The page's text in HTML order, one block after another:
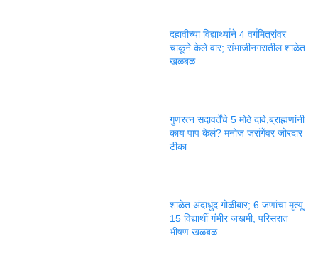
दहावीच्या विद्यार्थ्याने 4 वर्गमित्रांवर
चाकूने केले वार; संभाजीनगरातील शाळेत
खळबळ
गुणरत्न सदावर्तेंचे 5 मोठे दावे,ब्राह्मणांनी
काय पाप केलं? मनोज जरांगेंवर जोरदार
टीका
शाळेत अंदाधुंद गोळीबार; 6 जणांचा मृत्यू,
15 विद्यार्थी गंभीर जखमी, परिसरात
भीषण खळबळ